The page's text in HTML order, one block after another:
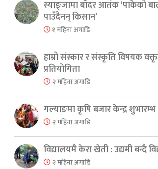
स्याङ्जामा बाँदर आतंक ‘पाकेको
पाउँदैनन् किसान’
१ महिना अगाडि
हाम्रो संस्कार र संस्कृति विषयक
प्रतियोगिता
२ महिना अगाडि
गल्याङमा कृषि बजार केन्द्र शुभारम्भ
२ महिना अगाडि
विद्यालयमै केरा खेती : उद्यमी बन्दै
२ महिना अगाडि